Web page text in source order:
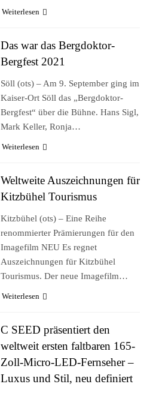
Weiterlesen
Das war das Bergdoktor-
Bergfest 2021
Söll (ots) – Am 9. September ging im
Kaiser-Ort Söll das „Bergdoktor-
Bergfest“ über die Bühne. Hans Sigl,
Mark Keller, Ronja…
Weiterlesen
Weltweite Auszeichnungen für
Kitzbühel Tourismus
Kitzbühel (ots) – Eine Reihe
renommierter Prämierungen für den
Imagefilm NEU Es regnet
Auszeichnungen für Kitzbühel
Tourismus. Der neue Imagefilm…
Weiterlesen
C SEED präsentiert den
weltweit ersten faltbaren 165-
Zoll-Micro-LED-Fernseher –
Luxus und Stil, neu definiert